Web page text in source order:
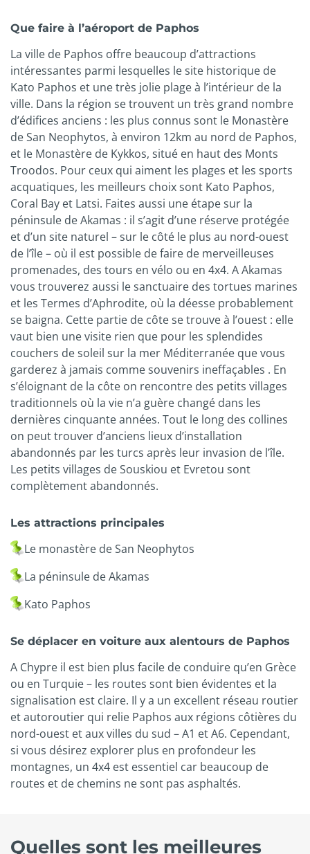
Que faire à l’aéroport de Paphos
La ville de Paphos offre beaucoup d’attractions
intéressantes parmi lesquelles le site historique de
Kato Paphos et une très jolie plage à l’intérieur de la
ville. Dans la région se trouvent un très grand nombre
d’édifices anciens : les plus connus sont le Monastère
de San Neophytos, à environ 12km au nord de Paphos,
et le Monastère de Kykkos, situé en haut des Monts
Troodos. Pour ceux qui aiment les plages et les sports
acquatiques, les meilleurs choix sont Kato Paphos,
Coral Bay et Latsi. Faites aussi une étape sur la
péninsule de Akamas : il s’agit d’une réserve protégée
et d’un site naturel – sur le côté le plus au nord-ouest
de l’île – où il est possible de faire de merveilleuses
promenades, des tours en vélo ou en 4x4. A Akamas
vous trouverez aussi le sanctuaire des tortues marines
et les Termes d’Aphrodite, où la déesse probablement
se baigna. Cette partie de côte se trouve à l’ouest : elle
vaut bien une visite rien que pour les splendides
couchers de soleil sur la mer Méditerranée que vous
garderez à jamais comme souvenirs ineffaçables . En
s’éloignant de la côte on rencontre des petits villages
traditionnels où la vie n’a guère changé dans les
dernières cinquante années. Tout le long des collines
on peut trouver d’anciens lieux d’installation
abandonnés par les turcs après leur invasion de l’île.
Les petits villages de Souskiou et Evretou sont
complètement abandonnés.
Les attractions principales
Le monastère de San Neophytos
La péninsule de Akamas
Kato Paphos
Se déplacer en voiture aux alentours de Paphos
A Chypre il est bien plus facile de conduire qu’en Grèce
ou en Turquie – les routes sont bien évidentes et la
signalisation est claire. Il y a un excellent réseau routier
et autoroutier qui relie Paphos aux régions côtières du
nord-ouest et aux villes du sud – A1 et A6. Cependant,
si vous désirez explorer plus en profondeur les
montagnes, un 4x4 est essentiel car beaucoup de
routes et de chemins ne sont pas asphaltés.
Quelles sont les meilleures